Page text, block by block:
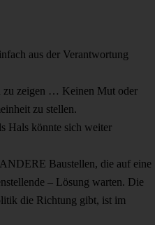
aus der Verantwortung
zu zeigen … Keinen Mut oder
zu stellen.
Hals könnte sich weiter
Baustellen, die auf eine
– Lösung warten. Die
die Richtung gibt, ist im